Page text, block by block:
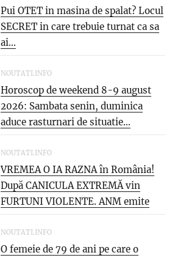
Pui OTET in masina de spalat? Locul
SECRET in care trebuie turnat ca sa
ai...
NOUTATI.INFO
Horoscop de weekend 8-9 august
2026: Sambata senin, duminica
aduce rasturnari de situatie…
NOUTATI.INFO
VREMEA O IA RAZNA în România!
După CANICULA EXTREMĂ vin
FURTUNI VIOLENTE. ANM emite
NOI...
NOUTATI.INFO
O femeie de 79 de ani pe care o